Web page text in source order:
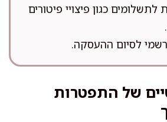
כגון פיצויי פיטורים
לסיום ההעסקה.
של התפטרות